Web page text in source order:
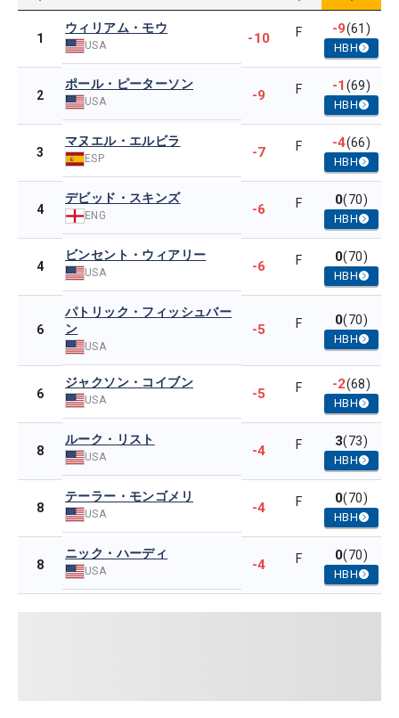
1
ウィリアム・モウ
USA -10 F -9(61)
HBH
2
ポール・ピーターソン
USA -9 F -1(69)
HBH
3
マヌエル・エルビラ
ESP -7 F -4(66)
HBH
4
デビッド・スキンズ
ENG -6 F 0(70)
HBH
4
ビンセント・ウィアリー
USA -6 F 0(70)
HBH
6
パトリック・フィッシュバー
ン
USA
-5 F 0(70)
HBH
6
ジャクソン・コイブン
USA -5 F -2(68)
HBH
8
ルーク・リスト
USA -4 F 3(73)
HBH
8
テーラー・モンゴメリ
USA -4 F 0(70)
HBH
8
ニック・ハーディ
USA -4 F 0(70)
HBH